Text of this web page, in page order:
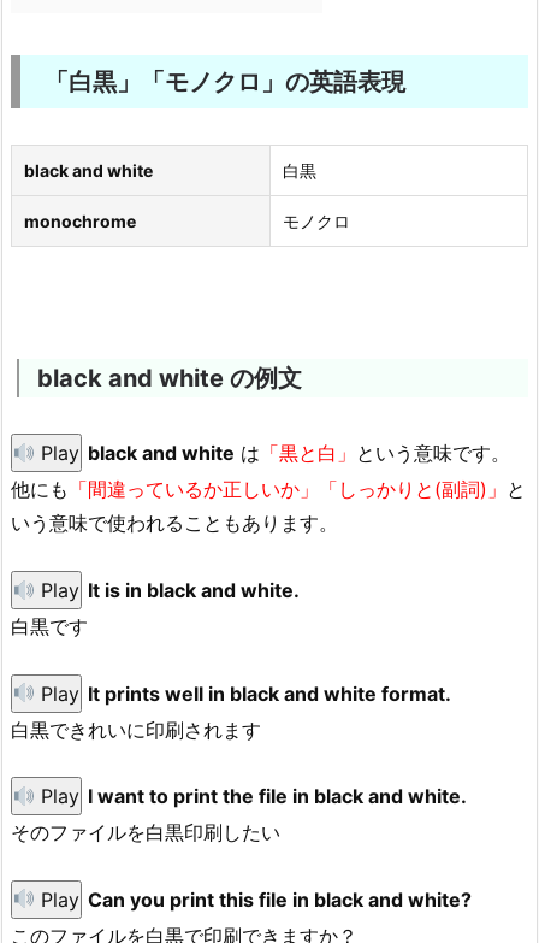
「白黒」「モノクロ」の英語表現
black and white 白黒
monochrome モノクロ
black and white の例文
Play black and white は 「黒と白」 という意味です。
他にも 「間違っているか正しいか」「しっかりと(副詞)」 と
いう意味で使われることもあります。
Play It is in black and white.
白黒です
Play It prints well in black and white format.
白黒できれいに印刷されます
Play I want to print the file in black and white.
そのファイルを白黒印刷したい
Play Can you print this file in black and white?
このファイルを白黒で印刷できますか？